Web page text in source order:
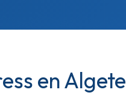
en Algete